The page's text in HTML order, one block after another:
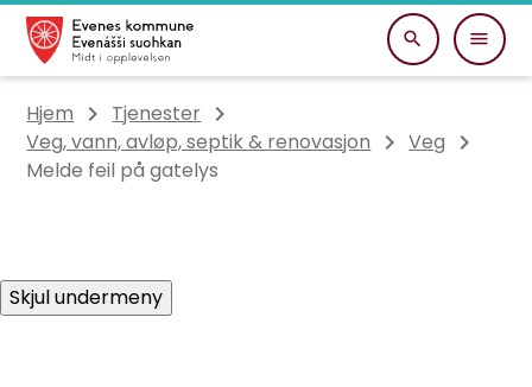
Evenes kommune
Du er her:
Hjem
Tjenester
Veg, vann, avløp, septik & renovasjon
Veg
Melde feil på gatelys
Skjul undermeny